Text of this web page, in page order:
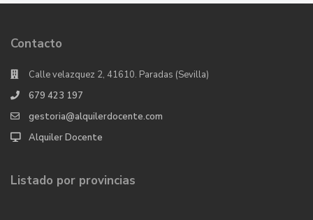
Contacto
Calle velazquez 2, 41610. Paradas (Sevilla)
679 423 197
gestoria@alquilerdocente.com
Alquiler Docente
Listado por provincias